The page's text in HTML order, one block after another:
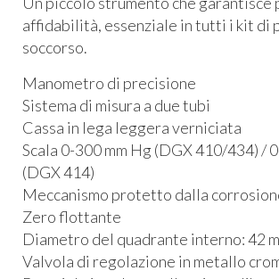
affidabilità, essenziale in tutti i kit di
soccorso.
Manometro di precisione
Sistema di misura a due tubi
Cassa in lega leggera verniciata
Scala 0-300 mm Hg (DGX410/434) /
(DGX414)
Meccanismo protetto dalla
Zero flottante
Diametro del quadrante interno: 42
Valvola di regolazione in metallo